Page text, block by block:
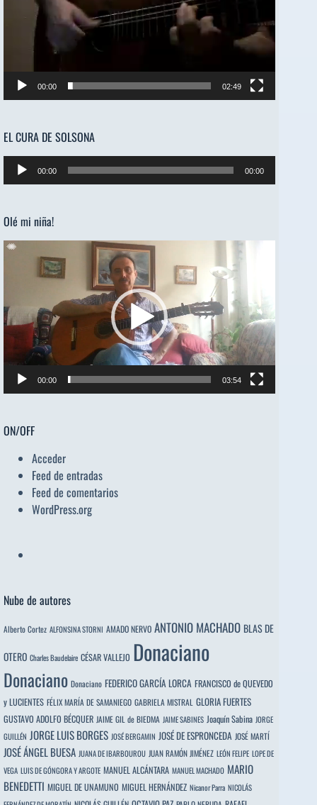
00:00 02:49
EL CURA DE SOLSONA
Reproductor
de
00:00 00:00
Olé mi niña!
Reproductor
00:00 03:54
ON/OFF
Acceder
Feed de entradas
Feed de comentarios
WordPress.org
Nube de autores
Alberto Cortez ALFONSINA STORNI AMADO NERVO ANTONIO MACHADO BLAS DE
OTERO Charles Baudelaire CÉSAR VALLEJO Donaciano
Donaciano Donaciano FEDERICO GARCÍA LORCA FRANCISCO de QUEVEDO
y LUCIENTES FÉLIX MARÍA DE SAMANIEGO GABRIELA MISTRAL GLORIA FUERTES
GUSTAVO ADOLFO BÉCQUER JAIME GIL de BIEDMA JAIME SABINES Joaquín Sabina JORGE
GUILLÉN JORGE LUIS BORGES JOSÉ BERGAMIN JOSÉ DE ESPRONCEDA JOSÉ MARTÍ
JOSÉ ÁNGEL BUESA JUANA DE IBARBOUROU JUAN RAMÓN JIMÉNEZ LEÓN FELIPE LOPE DE
VEGA LUIS DE GÓNGORA Y ARGOTE MANUEL ALCÁNTARA MANUEL MACHADO MARIO
BENEDETTI MIGUEL DE UNAMUNO MIGUEL HERNÁNDEZ Nicanor Parra NICOLÁS